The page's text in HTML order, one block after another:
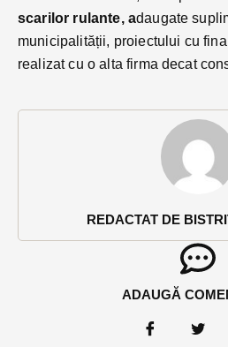
REDACTAT DE
ADAUGĂ
scarilor rulante, adaugate
municipalității, proiectului cu
realizat cu o alta firma decat